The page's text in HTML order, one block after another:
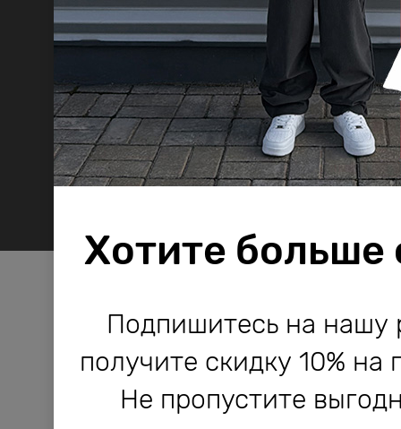
Компания Bodo
и другие технологии,
работы сайта и его
Компания Bodo
и другие технологии,
работы сайта и его
Хотите больше
Подпишитесь на нашу
получите скидку 10% на
Не пропустите